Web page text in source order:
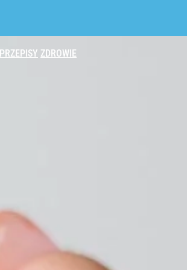
PRZEPISY ZDROWIE